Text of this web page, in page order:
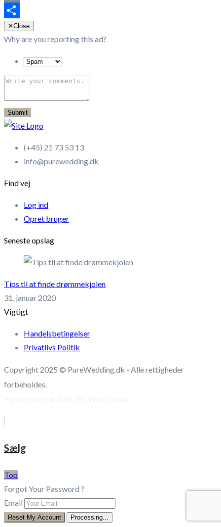
Email
Share
✕Close
Why are you reporting this ad?
Submit
(+45) 21 73 53 13
info@purewedding.dk
Find vej
Log ind
Opret bruger
Seneste opslag
Tips til at finde drømmekjolen
31. januar 2020
Vigtigt
Handelsbetingelser
Privatlivs Politik
Copyright 2025 © PureWedding.dk - Alle rettigheder
forbeholdes.
Sælg
Top
Forgot Your Password ?
Email
Reset My Account Processing...